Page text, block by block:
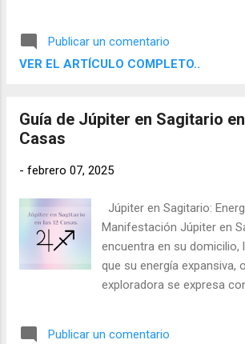
destacados de su carta y
su vida.
Publicar un comentario
VER EL ARTÍCULO COMPLETO..
Guía de Júpiter en Sagitario
Casas
- febrero 07, 2025
Júpiter en Sagitario:
Manifestación Júpiter en
encuentra en su domicilio,
que su energía expansiva,
exploradora se expresa
Publicar un comentario